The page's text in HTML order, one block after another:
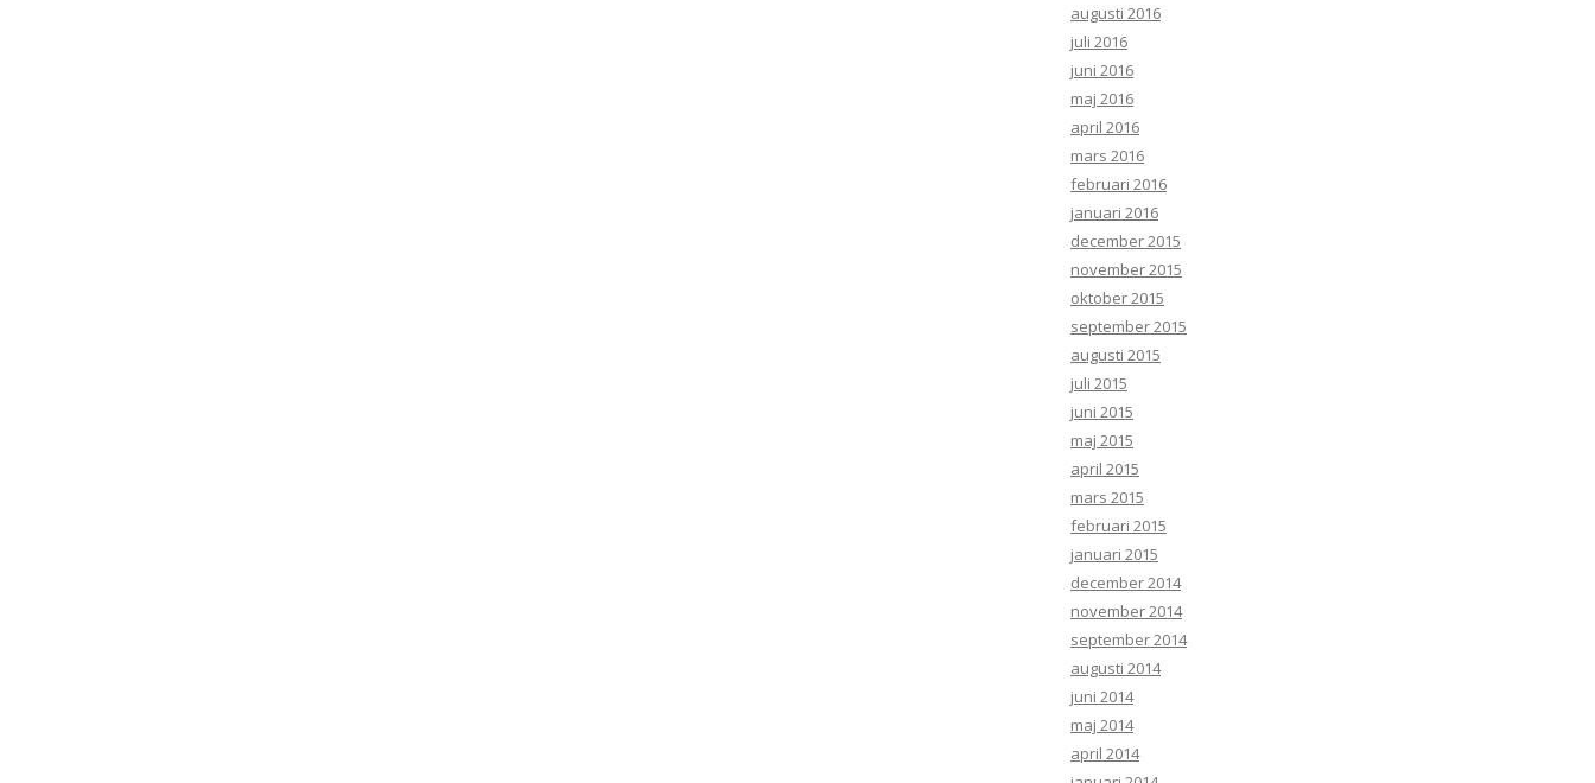
augusti 2016
juli 2016
juni 2016
maj 2016
april 2016
mars 2016
februari 2016
januari 2016
december 2015
november 2015
oktober 2015
september 2015
augusti 2015
juli 2015
juni 2015
maj 2015
april 2015
mars 2015
februari 2015
januari 2015
december 2014
november 2014
september 2014
augusti 2014
juni 2014
maj 2014
april 2014